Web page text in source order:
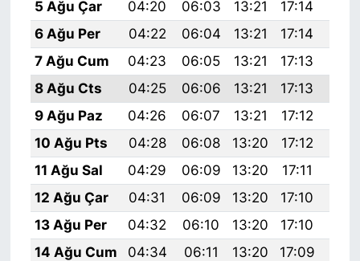
5 Ağu Çar
04:20 06:03 13:21 17:14
6 Ağu Per
04:22 06:04 13:21 17:14
7 Ağu Cum
04:23 06:05 13:21 17:13
8 Ağu Cts
04:25 06:06 13:21 17:13
9 Ağu Paz
04:26 06:07 13:21 17:12
10 Ağu Pts
04:28 06:08 13:20 17:12
11 Ağu Sal
04:29 06:09 13:20 17:11
12 Ağu Çar
04:31 06:09 13:20 17:10
13 Ağu Per
04:32 06:10 13:20 17:10
14 Ağu Cum
04:34 06:11 13:20 17:09